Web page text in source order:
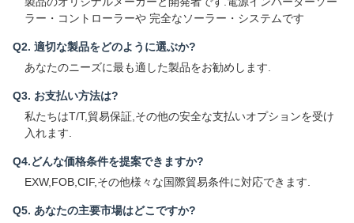
ラー・コントローラーや 完全なソーラー・システムです
Q2. 適切な製品をどのように選ぶか?
あなたのニーズに最も適した製品をお勧めします.
Q3. お支払い方法は?
私たちはT/T,貿易保証,その他の安全な支払いオプションを受け
入れます.
Q4.どんな価格条件を提案できますか?
EXW,FOB,CIF,その他様々な国際貿易条件に対応できます.
Q5. あなたの主要市場はどこですか?